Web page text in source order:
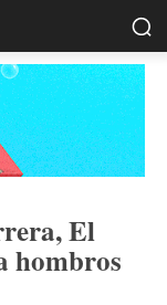
El
hombros